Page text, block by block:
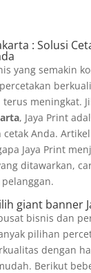
: Solusi
yang semakin
meningkat.
, Jaya Print
Anda.
Jaya Print
ditawarkan,
giant banner
bisnis dan
pilihan
dengan
Berikut